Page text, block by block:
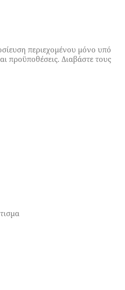
περιεχομένου μόνο υπό
προϋποθέσεις. Διαβάστε τους